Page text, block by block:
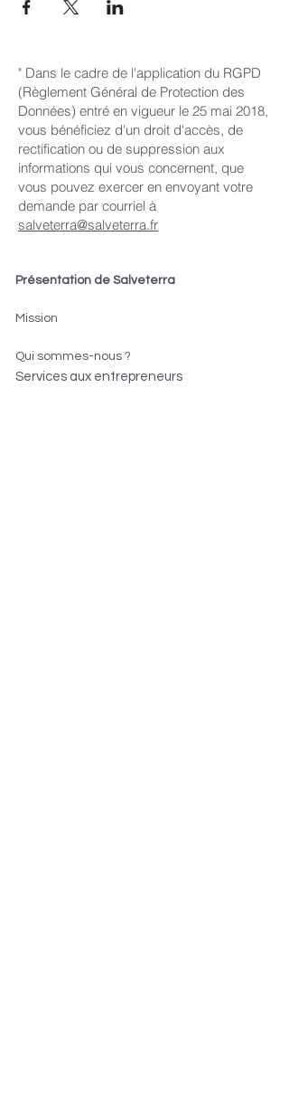
" Dans le cadre de l'application du RGPD
(Règlement Général de Protection des
Données) entré en vigueur le 25 mai 2018,
vous bénéficiez d'un droit d'accès, de
rectification ou de suppression aux
informations qui vous concernent, que
vous pouvez exercer en envoyant votre
demande par courriel à
salveterra@salveterra.fr
Présentation de Salveterra
Mission
Qui sommes-nous ?
Services aux entrepreneurs